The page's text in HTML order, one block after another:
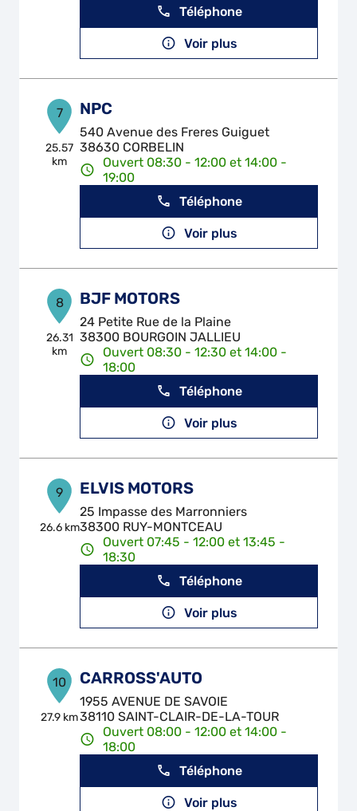
Téléphone
Voir plus
7
25.57
km
NPC
540 Avenue des Freres Guiguet
38630 CORBELIN
Ouvert 08:30 - 12:00 et 14:00 -
19:00
Téléphone
Voir plus
8
26.31
km
BJF MOTORS
24 Petite Rue de la Plaine
38300 BOURGOIN JALLIEU
Ouvert 08:30 - 12:30 et 14:00 -
18:00
Téléphone
Voir plus
9
26.6 km
ELVIS MOTORS
25 Impasse des Marronniers
38300 RUY-MONTCEAU
Ouvert 07:45 - 12:00 et 13:45 -
18:30
Téléphone
Voir plus
10
27.9 km
CARROSS'AUTO
1955 AVENUE DE SAVOIE
38110 SAINT-CLAIR-DE-LA-TOUR
Ouvert 08:00 - 12:00 et 14:00 -
18:00
Téléphone
Voir plus